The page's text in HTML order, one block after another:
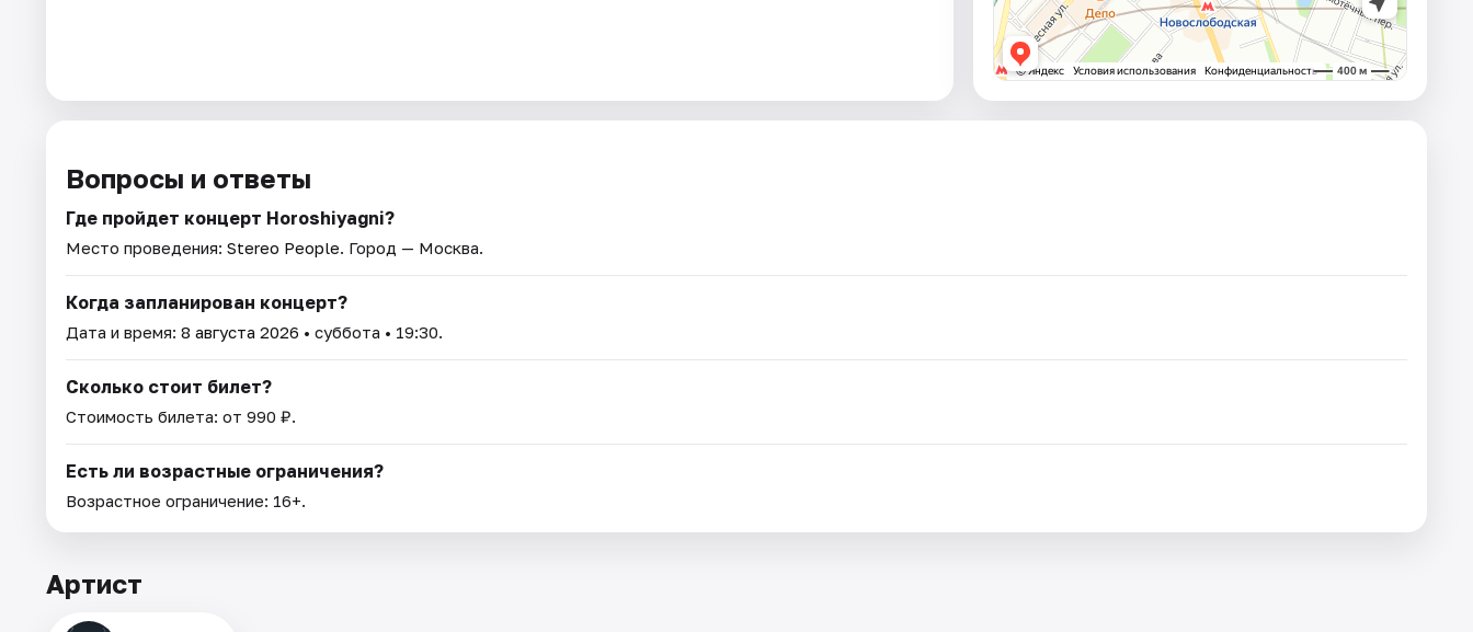
Вопросы и ответы
Где пройдет концерт Horoshiyagni?
Место проведения: Stereo People. Город — Москва.
Когда запланирован концерт?
Дата и время: 8 августа 2026 • суббота • 19:30.
Сколько стоит билет?
Стоимость билета: от 990 ₽.
Есть ли возрастные ограничения?
Возрастное ограничение: 16+.
Артист